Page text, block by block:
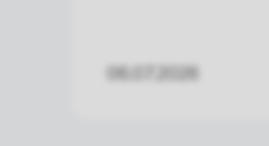
06.07.2026